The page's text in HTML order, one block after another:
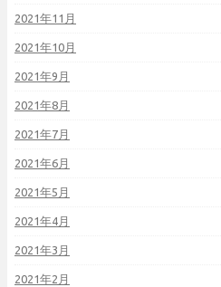
2021年11月
2021年10月
2021年9月
2021年8月
2021年7月
2021年6月
2021年5月
2021年4月
2021年3月
2021年2月